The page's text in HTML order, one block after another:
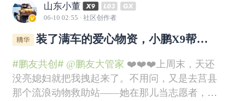
山东小董
06-10 02:55 · 社区创作者
装了满车的爱心物资，小鹏X9帮媳
#鹏友共创# @鹏友大管家 ❤️❤️❤️上周末，天还
没亮媳妇就把我拽起来了。不用问，又是去莒县
那个流浪动物救助站——她在那儿当志愿者，隔